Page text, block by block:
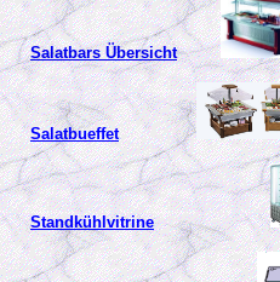
Salatbars Übersicht
Salatbueffet
Standkühlvitrine